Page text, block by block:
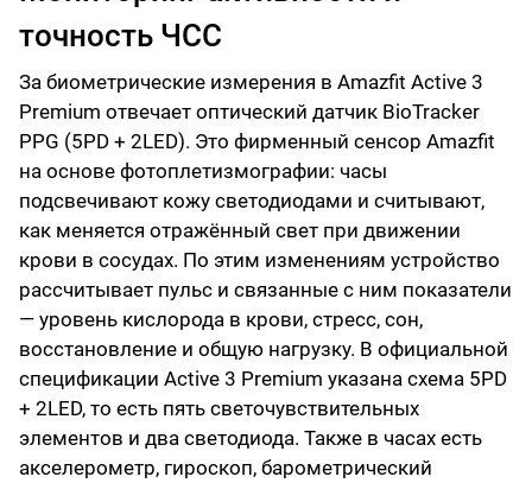
точность ЧСС
За биометрические измерения в Amazfit Active 3
Premium отвечает оптический датчик BioTracker
PPG (5PD + 2LED). Это фирменный сенсор Amazfit
на основе фотоплетизмографии: часы
подсвечивают кожу светодиодами и считывают,
как меняется отражённый свет при движении
крови в сосудах. По этим изменениям устройство
рассчитывает пульс и связанные с ним показатели
— уровень кислорода в крови, стресс, сон,
восстановление и общую нагрузку. В официальной
спецификации Active 3 Premium указана схема 5PD
+ 2LED, то есть пять светочувствительных
элементов и два светодиода. Также в часах есть
акселерометр, гироскоп, барометрический